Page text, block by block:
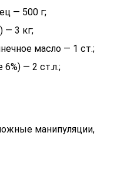
— 500 г;
— 3 кг;
масло — 1 ст.;
6%) — 2 ст.л.;
манипуляции,